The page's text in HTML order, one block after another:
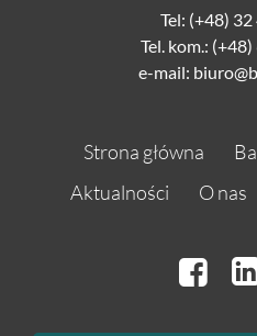
Tel: (+48)
Tel. kom.:
e-mail:
Strona główna
Aktualności
O nas